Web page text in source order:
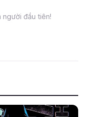
người đầu tiên!